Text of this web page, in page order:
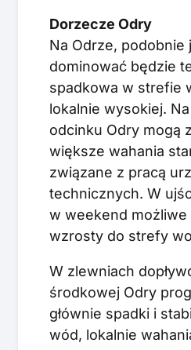
Dorzecze Odry
Na Odrze, podobnie
dominować będzie
spadkowa w strefie
lokalnie wysokiej.
odcinku Odry mogą
większe wahania
związane z pracą
technicznych. W
w weekend możliwe
wzrosty do strefy
W zlewniach
środkowej Odry
głównie spadki i
wód, lokalnie